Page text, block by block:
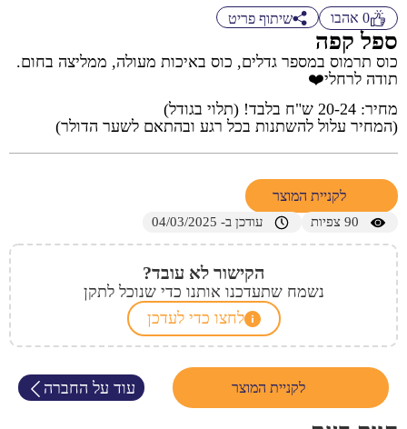
0 אהבו שיתוף פריט
ספל קפה
כוס תרמוס במספר גדלים, כוס באיכות מעולה, ממליצה בחום.
תודה לרחלי❤️
מחיר: 20-24 ש"ח בלבד! (תלוי בגודל)
(המחיר עלול להשתנות בכל רגע ובהתאם לשער הדולר)
לקניית המוצר
90 צפיות עודכן ב- 04/03/2025
הקישור לא עובד?
נשמח שתעדכנו אותנו כדי שנוכל לתקן
לחצו כדי לעדכן
לקניית המוצר עוד על החברה